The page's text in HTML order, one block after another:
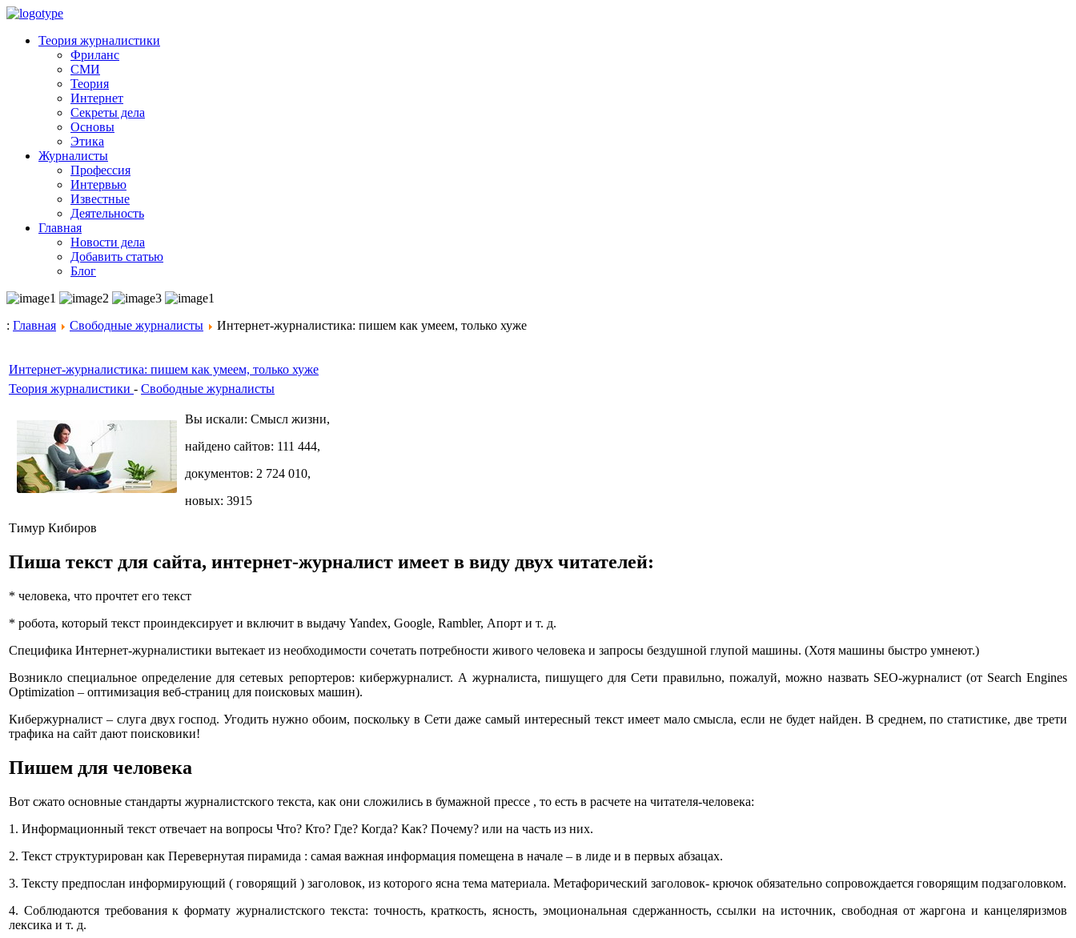
Теория журналистики
Фриланс
СМИ
Теория
Интернет
Секреты дела
Основы
Этика
Журналисты
Профессия
Интервью
Известные
Деятельность
Главная
Новости дела
Добавить статью
Блог
: Главная Свободные журналисты Интернет-журналистика: пишем как умеем, только хуже
Интернет-журналистика: пишем как умеем, только хуже
Теория журналистики - Свободные журналисты
Вы искали: Смысл жизни,
найдено сайтов: 111 444,
документов: 2 724 010,
новых: 3915
Тимур Кибиров
Пиша текст для сайта, интернет-журналист имеет в виду двух читателей:
* человека, что прочтет его текст
* робота, который текст проиндексирует и включит в выдачу Yandex, Google, Rambler, Апорт и т. д.
Специфика Интернет-журналистики вытекает из необходимости сочетать потребности живого человека и запросы бездушной глупой машины. (Хотя машины быстро умнеют.)
Возникло специальное определение для сетевых репортеров: кибержурналист. А журналиста, пишущего для Сети правильно, пожалуй, можно назвать SEO-журналист (от Search Engines
Optimization – оптимизация веб-страниц для поисковых машин).
Кибержурналист – слуга двух господ. Угодить нужно обоим, поскольку в Сети даже самый интересный текст имеет мало смысла, если не будет найден. В среднем, по статистике, две трети
трафика на сайт дают поисковики!
Пишем для человека
Вот сжато основные стандарты журналистского текста, как они сложились в бумажной прессе , то есть в расчете на читателя-человека:
1. Информационный текст отвечает на вопросы Что? Кто? Где? Когда? Как? Почему? или на часть из них.
2. Текст структурирован как Перевернутая пирамида : самая важная информация помещена в начале – в лиде и в первых абзацах.
3. Тексту предпослан информирующий ( говорящий ) заголовок, из которого ясна тема материала. Метафорический заголовок- крючок обязательно сопровождается говорящим подзаголовком.
4. Соблюдаются требования к формату журналистского текста: точность, краткость, ясность, эмоциональная сдержанность, ссылки на источник, свободная от жаргона и канцеляризмов
лексика и т. д.